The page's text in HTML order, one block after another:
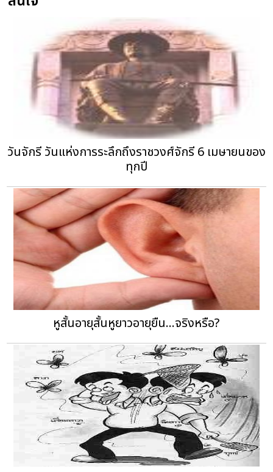
วันจักรี วันแห่งการระลึกถึงราชวงศ์จักรี 6 เมษายนของ
ทุกปี
หูสั้นอายุสั้นหูยาวอายุยืน...จริงหรือ?